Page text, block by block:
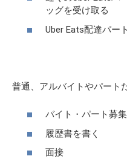
ッグを受け取る
Uber Eats配達パー
普通、アルバイトやパート
バイト・パート募
履歴書を書く
面接